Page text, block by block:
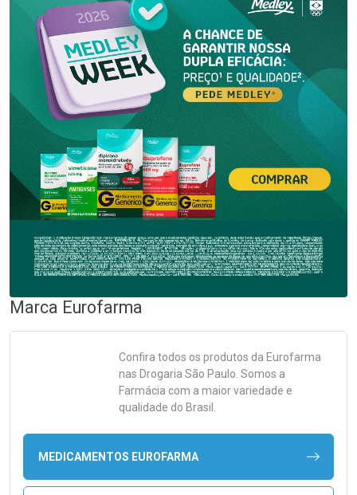
Marca Eurofarma
Confira todos os produtos da Eurofarma
nas Drogaria São Paulo. Somos a
Farmácia com a maior variedade e
qualidade do Brasil.
MEDICAMENTOS EUROFARMA